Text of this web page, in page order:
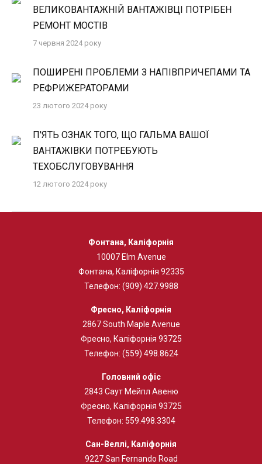
ВЕЛИКОВАНТАЖНІЙ ВАНТАЖІВЦІ ПОТРІБЕН
РЕМОНТ МОСТІВ
7 червня 2024 року
ПОШИРЕНІ ПРОБЛЕМИ З НАПІВПРИЧЕПАМИ ТА
РЕФРИЖЕРАТОРАМИ
23 лютого 2024 року
П'ЯТЬ ОЗНАК ТОГО, ЩО ГАЛЬМА ВАШОЇ
ВАНТАЖІВКИ ПОТРЕБУЮТЬ
ТЕХОБСЛУГОВУВАННЯ
12 лютого 2024 року
Фонтана, Каліфорнія
10007 Elm Avenue
Фонтана, Каліфорнія 92335
Телефон: (909) 427.9988
Фресно, Каліфорнія
2867 South Maple Avenue
Фресно, Каліфорнія 93725
Телефон: (559) 498.8624
Головний офіс
2843 Саут Мейпл Авеню
Фресно, Каліфорнія 93725
Телефон: 559.498.3304
Сан-Веллі, Каліфорнія
9227 San Fernando Road